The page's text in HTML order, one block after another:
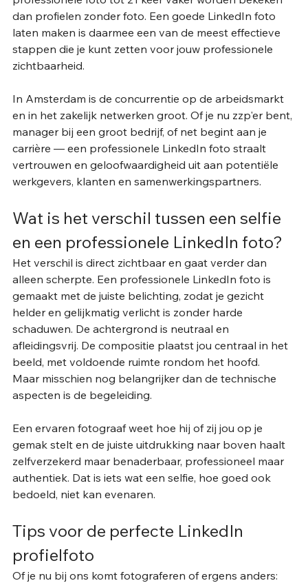
dan profielen zonder foto. Een goede LinkedIn foto
laten maken is daarmee een van de meest effectieve
stappen die je kunt zetten voor jouw professionele
zichtbaarheid.
In Amsterdam is de concurrentie op de arbeidsmarkt
en in het zakelijk netwerken groot. Of je nu zzp'er bent,
manager bij een groot bedrijf, of net begint aan je
carrière — een professionele LinkedIn foto straalt
vertrouwen en geloofwaardigheid uit aan potentiële
werkgevers, klanten en samenwerkingspartners.
Wat is het verschil tussen een selfie
en een professionele LinkedIn foto?
Het verschil is direct zichtbaar en gaat verder dan
alleen scherpte. Een professionele LinkedIn foto is
gemaakt met de juiste belichting, zodat je gezicht
helder en gelijkmatig verlicht is zonder harde
schaduwen. De achtergrond is neutraal en
afleidingsvrij. De compositie plaatst jou centraal in het
beeld, met voldoende ruimte rondom het hoofd.
Maar misschien nog belangrijker dan de technische
aspecten is de begeleiding.
Een ervaren fotograaf weet hoe hij of zij jou op je
gemak stelt en de juiste uitdrukking naar boven haalt
zelfverzekerd maar benaderbaar, professioneel maar
authentiek. Dat is iets wat een selfie, hoe goed ook
bedoeld, niet kan evenaren.
Tips voor de perfecte LinkedIn
profielfoto
Of je nu bij ons komt fotograferen of ergens anders: